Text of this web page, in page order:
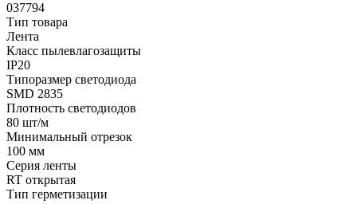
037794
Тип товара
Лента
Класс пылевлагозащиты
IP20
Типоразмер светодиода
SMD 2835
Плотность светодиодов
80 шт/м
Минимальный отрезок
100 мм
Серия ленты
RT открытая
Тип герметизации